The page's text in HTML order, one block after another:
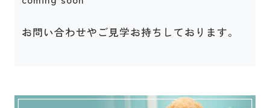
お問い合わせやご見学お持ちしております。